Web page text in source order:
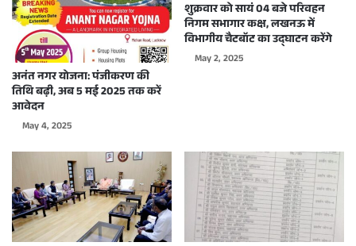
अनंत नगर योजना: पंजीकरण की
तिथि बढ़ी, अब 5 मई 2025 तक करें
आवेदन
May 4, 2025
शुक्रवार को सायं 04 बजे परिवहन
निगम सभागार कक्ष, लखनऊ में
विभागीय चैटबॉट का उद्घाटन करेंगे
May 2, 2025